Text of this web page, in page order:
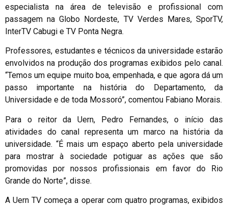
especialista na área de televisão e profissional com
passagem na Globo Nordeste, TV Verdes Mares, SporTV,
InterTV Cabugi e TV Ponta Negra.
Professores, estudantes e técnicos da universidade estarão
envolvidos na produção dos programas exibidos pelo canal.
“Temos um equipe muito boa, empenhada, e que agora dá um
passo importante na história do Departamento, da
Universidade e de toda Mossoró”, comentou Fabiano Morais.
Para o reitor da Uern, Pedro Fernandes, o início das
atividades do canal representa um marco na história da
universidade. “É mais um espaço aberto pela universidade
para mostrar à sociedade potiguar as ações que são
promovidas por nossos profissionais em favor do Rio
Grande do Norte”, disse.
A Uern TV começa a operar com quatro programas, exibidos